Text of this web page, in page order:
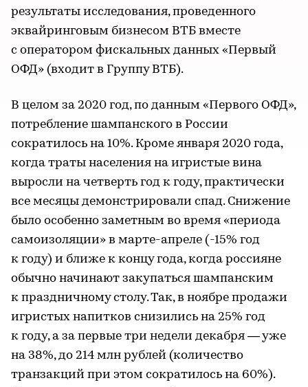
результаты исследования, проведенного
эквайринговым бизнесом ВТБ вместе
с оператором фискальных данных «Первый
ОФД» (входит в Группу ВТБ).
В целом за 2020 год, по данным «Первого ОФД»,
потребление шампанского в России
сократилось на 10%. Кроме января 2020 года,
когда траты населения на игристые вина
выросли на четверть год к году, практически
все месяцы демонстрировали спад. Снижение
было особенно заметным во время «периода
самоизоляции» в марте-апреле (-15% год
к году) и ближе к концу года, когда россияне
обычно начинают закупаться шампанским
к праздничному столу. Так, в ноябре продажи
игристых напитков снизились на 25% год
к году, а за первые три недели декабря — уже
на 38%, до 214 млн рублей (количество
транзакций при этом сократилось на 60%).